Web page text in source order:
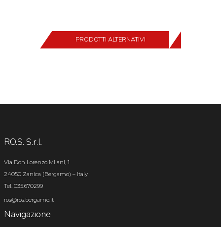
PRODOTTI ALTERNATIVI
RO.S. S.r.l.
Via Don Lorenzo Milani, 1
24050 Zanica (Bergamo) – Italy
Tel. 035.670299
ros@ros.bergamo.it
Navigazione